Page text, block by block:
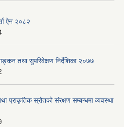
ऐन २०८२
तथा सुपरिवेक्षण निर्देशिका २०७७
प्राकृतिक स्रोतको संरक्षण सम्बन्धमा व्यवस्था